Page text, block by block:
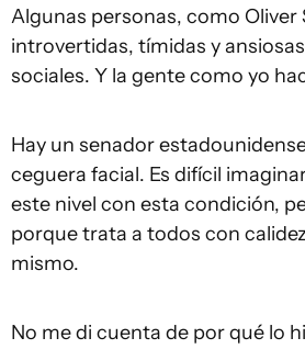
Algunas personas, como Oliver
introvertidas, tímidas y
sociales. Y la gente como yo
Hay un senador
ceguera facial. Es difícil
este nivel con esta condición,
porque trata a todos con
mismo.
No me di cuenta de por qué lo